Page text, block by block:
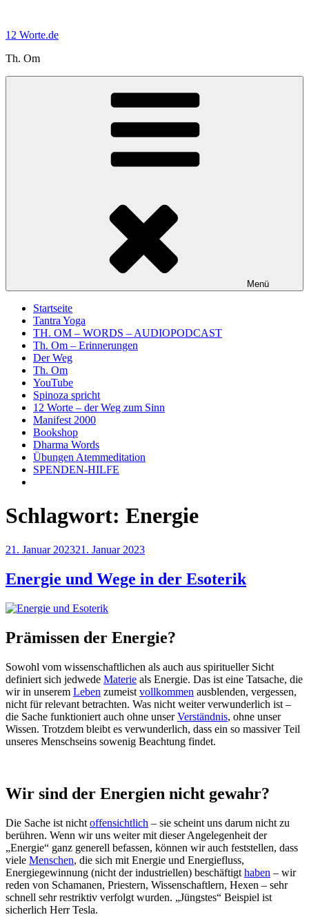
springen
12 Worte.de
Th. Om
Menü
Startseite
Tantra Yoga
TH. OM – WORDS – AUDIOPODCAST
Th. Om – Erinnerungen
Der Weg
Th. Om
YouTube
Spinoza spricht
12 Worte – der Weg zum Sinn
Manifest 2000
Bookshop
Dharma Words
Übungen Atemmeditation
SPENDEN-HILFE
Schlagwort: Energie
Veröffentlicht
21. Januar 202321. Januar 2023
Energie und Wege in der Esoterik
Prämissen der Energie?
Sowohl vom wissenschaftlichen als auch aus spiritueller Sicht
definiert sich jedwede Materie als Energie. Das ist eine Tatsache, die
wir in unserem Leben zumeist vollkommen ausblenden, vergessen,
nicht für relevant betrachten. Was nicht weiter verwunderlich ist –
die Sache funktioniert auch ohne unserVerständnis, ohne unser
Wissen. Trotzdem bleibt es verwunderlich, dass ein so massiver Teil
unseres Menschseins sowenig Beachtung findet.
Wir sind der Energien nicht gewahr?
Die Sache ist nicht offensichtlich – sie scheint uns darum nicht zu
berühren. Wenn wir uns weiter mit dieser Angelegenheit der
„Energie“ ganz generell befassen, können wir auch feststellen, dass
viele Menschen, die sich mit Energie und Energiefluss,
Energiegewinnung (nicht der industriellen) beschäftigt haben – wir
reden von Schamanen, Priestern, Wissenschaftlern, Hexen – sehr
schnell sehr restriktiv verfolgt wurden. „Jüngstes“ Beispiel ist
sicherlich Herr Tesla.